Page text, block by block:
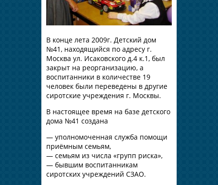
В конце лета 2009г. Детский дом
№41, находящийся по адресу г.
Москва ул. Исаковского д.4 к.1, был
закрыт на реорганизацию, а
воспитанники в количестве 19
человек были переведены в другие
сиротские учреждения г. Москвы.
В настоящее время на базе детского
дома №41 создана
— уполномоченная служба помощи
приёмным семьям,
— семьям из числа «групп риска»,
— бывшим воспитанникам
сиротских учреждений СЗАО.